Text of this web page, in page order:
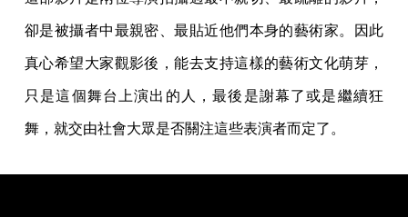
卻是被攝者中最親密、最貼近他們本身的藝術家。因此
真心希望大家觀影後，能去支持這樣的藝術文化萌芽，
只是這個舞台上演出的人，最後是謝幕了或是繼續狂
舞，就交由社會大眾是否關注這些表演者而定了。